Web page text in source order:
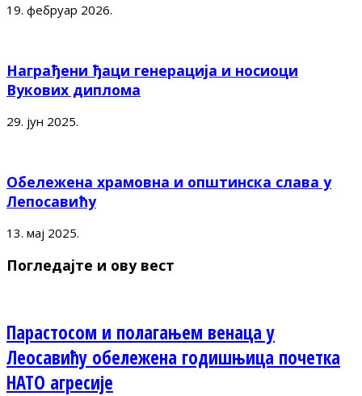
19. фебруар 2026.
Награђени ђаци генерација и носиоци
Вукових диплома
29. јун 2025.
Обележена храмовна и општинска слава у
Лепосавићу
13. мај 2025.
Погледајте и ову вест
Парастосом и полагањем венаца у
Леосавићу обележена годишњица почетка
НАТО агресије